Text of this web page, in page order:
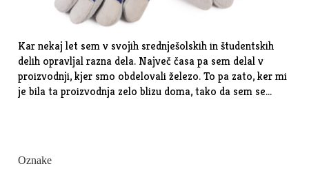
Kar nekaj let sem v svojih srednješolskih in študentskih
delih opravljal razna dela. Največ časa pa sem delal v
proizvodnji, kjer smo obdelovali železo. To pa zato, ker mi
je bila ta proizvodnja zelo blizu doma, tako da sem se…
Oznake